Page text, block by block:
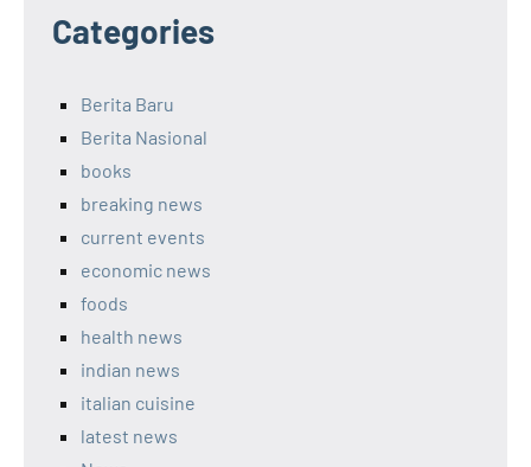
Categories
Berita Baru
Berita Nasional
books
breaking news
current events
economic news
foods
health news
indian news
italian cuisine
latest news